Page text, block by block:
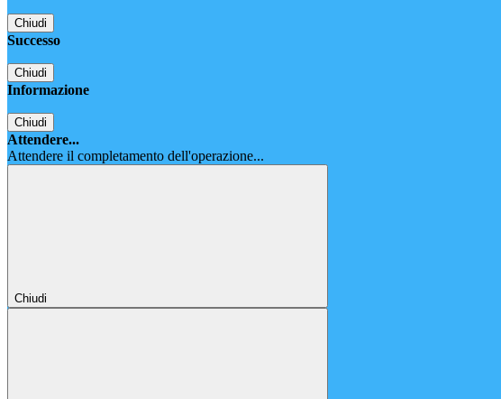
Chiudi
Successo
Chiudi
Informazione
Chiudi
Attendere...
Attendere il completamento dell'operazione...
Chiudi